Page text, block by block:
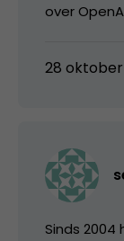
over
28 oktober
Sinds